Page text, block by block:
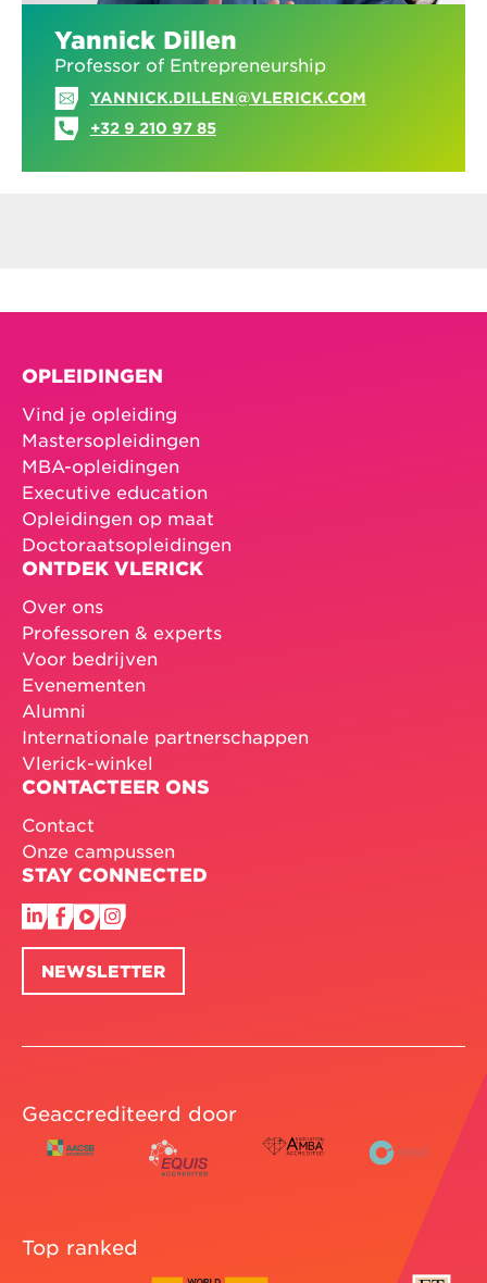
Yannick Dillen
Professor of Entrepreneurship
YANNICK.DILLEN@VLERICK.COM
+32 9 210 97 85
OPLEIDINGEN
Vind je opleiding
Mastersopleidingen
MBA-opleidingen
Executive education
Opleidingen op maat
Doctoraatsopleidingen
ONTDEK VLERICK
Over ons
Professoren & experts
Voor bedrijven
Evenementen
Alumni
Internationale partnerschappen
Vlerick-winkel
CONTACTEER ONS
Contact
Onze campussen
STAY CONNECTED
NEWSLETTER
Geaccrediteerd door
Top ranked